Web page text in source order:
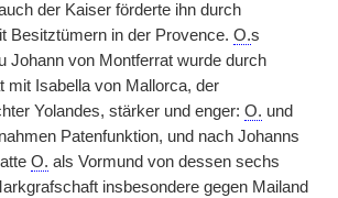
der Kaiser förderte ihn durch
Besitztümern in der Provence. O.s
Johann von Montferrat wurde durch
mit Isabella von Mallorca, der
Yolandes, stärker und enger: O. und
Patenfunktion, und nach Johanns
O. als Vormund von dessen sechs
insbesondere gegen Mailand